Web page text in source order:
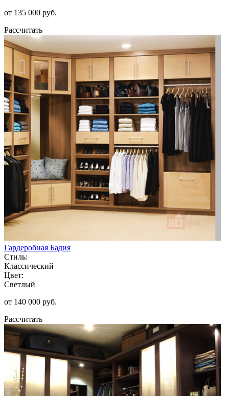
от 135 000 руб.
Рассчитать
Гардеробная Бадия
Стиль:
Классический
Цвет:
Светлый
от 140 000 руб.
Рассчитать